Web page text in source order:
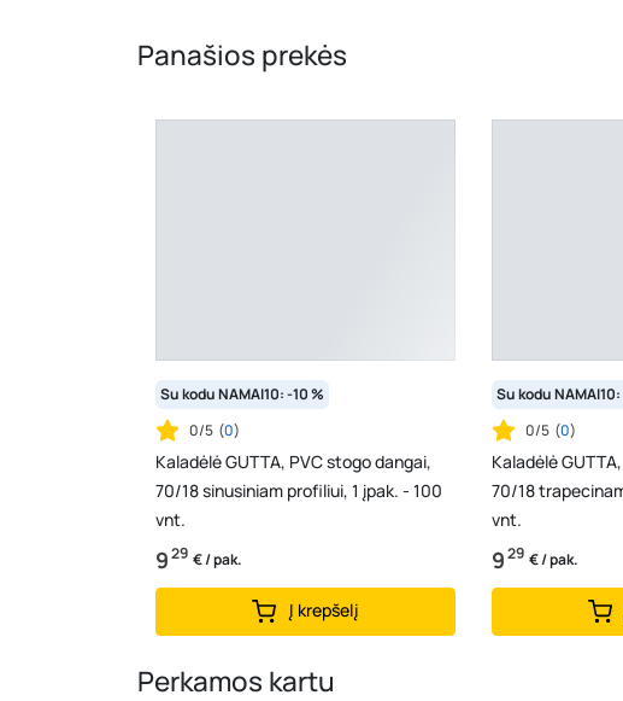
Panašios prekės
Su kodu NAMAI10: -10 %
0/5 (0)
Kaladėlė GUTTA, PVC stogo dangai,
70/18 sinusiniam profiliui, 1 įpak. - 100
vnt.
929 € / pak.
Į krepšelį
Su kodu NAMAI10:
0/5 (0)
Kaladėlė
70/18
vnt.
929 € / pak.
Perkamos kartu